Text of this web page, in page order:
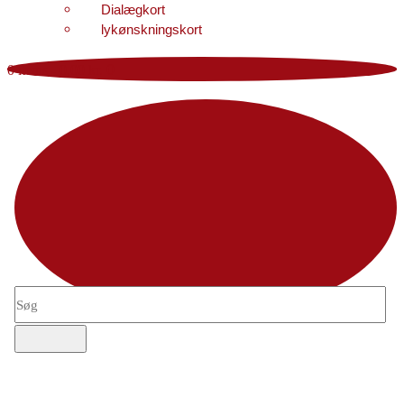
Dialægkort
lykønskningskort
0 items